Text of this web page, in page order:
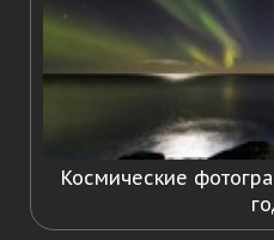
Космические